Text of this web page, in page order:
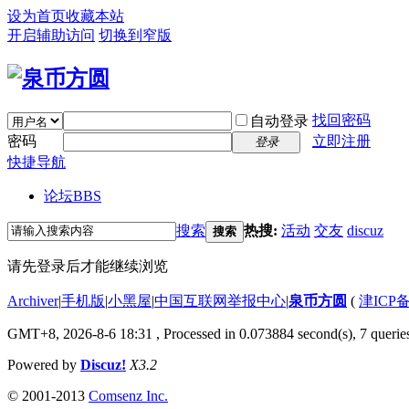
设为首页收藏本站
开启辅助访问 切换到窄版
自动登录 找回密码
密码
登录
立即注册
快捷导航
论坛BBS
搜索 搜索 热搜: 活动 交友 discuz
请先登录后才能继续浏览
Archiver|手机版|小黑屋|中国互联网举报中心|泉币方圆 ( 津ICP
GMT+8, 2026-8-6 18:31 , Processed in 0.073884 second(s), 7
Powered by Discuz! X3.2
© 2001-2013 Comsenz Inc.